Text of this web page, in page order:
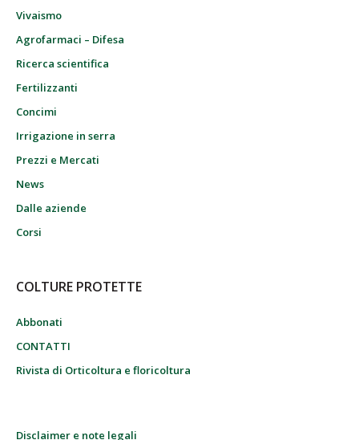
Vivaismo
Agrofarmaci – Difesa
Ricerca scientifica
Fertilizzanti
Concimi
Irrigazione in serra
Prezzi e Mercati
News
Dalle aziende
Corsi
COLTURE PROTETTE
Abbonati
CONTATTI
Rivista di Orticoltura e floricoltura
Disclaimer e note legali